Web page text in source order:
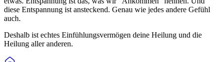
diese Entspannung ist ansteckend. Genau wie jedes andere Gefühl
auch.
Deshalb ist echtes Einfühlungsvermögen deine Heilung und die
Heilung aller anderen.